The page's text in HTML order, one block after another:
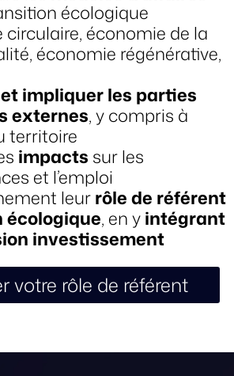
écologique
circulaire, économie de la
économie régénérative,
impliquer les parties
externes, y compris à
territoire
impacts sur les
et l’emploi
leurrôle de référent
, en yintégrant
investissement
votre rôle de référent